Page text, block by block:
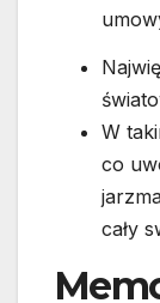
W
co
cały